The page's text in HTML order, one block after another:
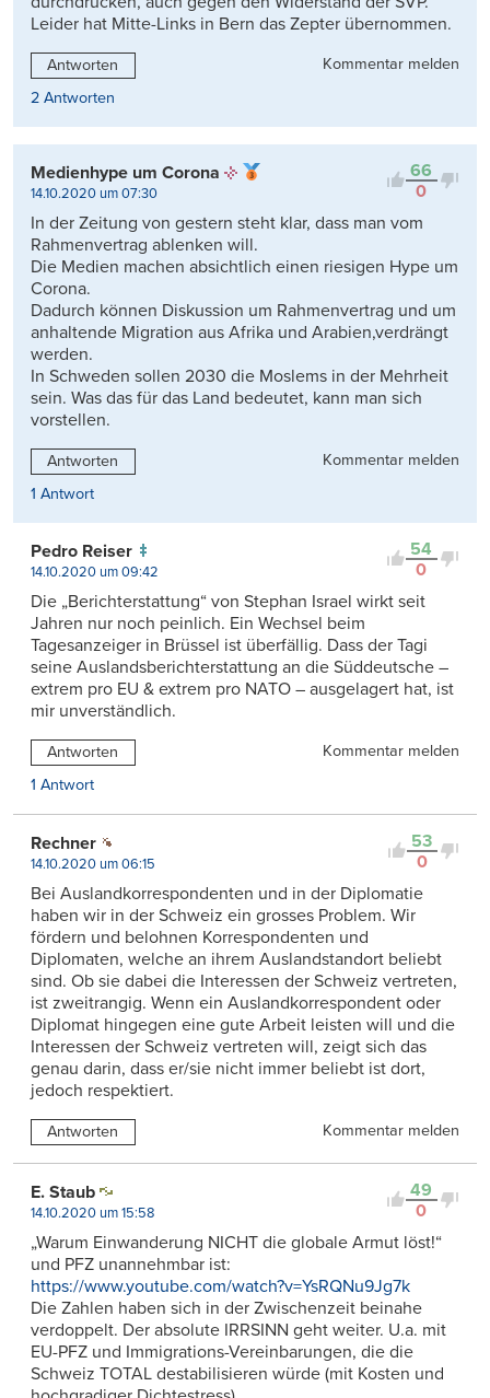
Leider hat Mitte-Links in Bern das Zepter übernommen.
Antworten
Kommentar melden
2 Antworten
66
0
Medienhype um Corona
14.10.2020 um 07:30
In der Zeitung von gestern steht klar, dass man vom
Rahmenvertrag ablenken will.
Die Medien machen absichtlich einen riesigen Hype um
Corona.
Dadurch können Diskussion um Rahmenvertrag und um
anhaltende Migration aus Afrika und Arabien,verdrängt
werden.
In Schweden sollen 2030 die Moslems in der Mehrheit
sein. Was das für das Land bedeutet, kann man sich
vorstellen.
Antworten
Kommentar melden
1 Antwort
54
0
Pedro Reiser
14.10.2020 um 09:42
Die „Berichterstattung“ von Stephan Israel wirkt seit
Jahren nur noch peinlich. Ein Wechsel beim
Tagesanzeiger in Brüssel ist überfällig. Dass der Tagi
seine Auslandsberichterstattung an die Süddeutsche –
extrem pro EU & extrem pro NATO – ausgelagert hat, ist
mir unverständlich.
Antworten
Kommentar melden
1 Antwort
53
0
Rechner
14.10.2020 um 06:15
Bei Auslandkorrespondenten und in der Diplomatie
haben wir in der Schweiz ein grosses Problem. Wir
fördern und belohnen Korrespondenten und
Diplomaten, welche an ihrem Auslandstandort beliebt
sind. Ob sie dabei die Interessen der Schweiz vertreten,
ist zweitrangig. Wenn ein Auslandkorrespondent oder
Diplomat hingegen eine gute Arbeit leisten will und die
Interessen der Schweiz vertreten will, zeigt sich das
genau darin, dass er/sie nicht immer beliebt ist dort,
jedoch respektiert.
Antworten Kommentar melden
49
0
E. Staub
14.10.2020 um 15:58
„Warum Einwanderung NICHT die globale Armut löst!“
und PFZ unannehmbar ist:
https://www.youtube.com/watch?v=YsRQNu9Jg7k
Die Zahlen haben sich in der Zwischenzeit beinahe
verdoppelt. Der absolute IRRSINN geht weiter. U.a. mit
EU-PFZ und Immigrations-Vereinbarungen, die die
Schweiz TOTAL destabilisieren würde (mit Kosten und